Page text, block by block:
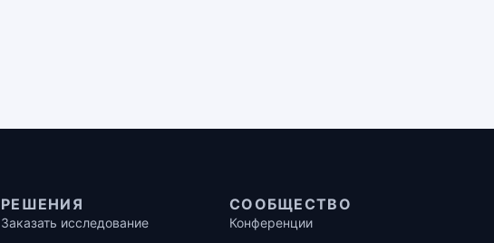
РЕШЕНИЯ
Заказать исследование
СООБЩЕСТВО
Конференции